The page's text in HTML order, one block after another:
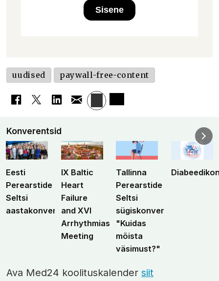
Sisene
uudised paywall-free-content
Konverentsid
Eesti
Perearstide
Seltsi
aastakonverents
IX Baltic
Heart
Failure
and XVI
Arrhythmias
Meeting
Tallinna
Perearstide
Seltsi
sügiskonverents
"Kuidas
mõista
väsimust?"
Ava Med24 koolituskalendersiit